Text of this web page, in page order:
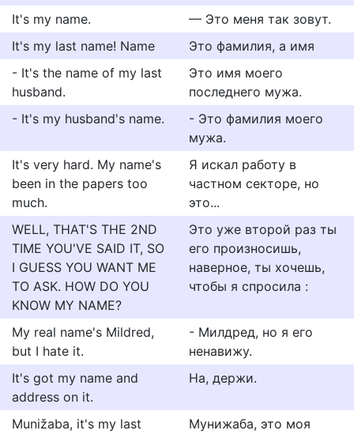
It's my name.
— Это меня так зовут.
It's my last name! Name
Это фамилия, а имя
- It's the name of my last
husband.
Это имя моего
последнего мужа.
- It's my husband's name.
- Это фамилия моего
мужа.
It's very hard. My name's
been in the papers too
much.
Я искал работу в
частном секторе, но
это...
WELL, THAT'S THE 2ND
TIME YOU'VE SAID IT, SO
I GUESS YOU WANT ME
TO ASK. HOW DO YOU
KNOW MY NAME?
Это уже второй раз ты
его произносишь,
наверное, ты хочешь,
чтобы я спросила :
My real name's Mildred,
but I hate it.
- Милдред, но я его
ненавижу.
It's got my name and
address on it.
На, держи.
Munižaba, it's my last
Мунижаба, это моя